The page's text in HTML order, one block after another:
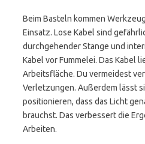
Beim Basteln kommen
Einsatz. Lose Kabel sind
durchgehender Stange und
Kabel vor Fummelei. Das Kabel
Arbeitsfläche. Du vermeidest
Verletzungen. Außerdem lässt
positionieren, dass das Licht
brauchst. Das verbessert die
Arbeiten.